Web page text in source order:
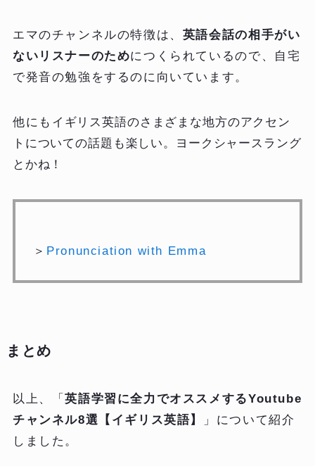
エマのチャンネルの特徴は、 英語会話の相手がい
ないリスナーのためにつくられているので、自宅
で発音の勉強をするのに向いています。
他にも イギリス英語のさまざまな地方のアクセン
トについての話題も楽しい。ヨークシャースラング
とかね！
＞ Pronunciation with Emma
まとめ
以上、「英語学習に全力でオススメするYoutube
チャンネル8選【イギリス英語】
」について紹介
しました。